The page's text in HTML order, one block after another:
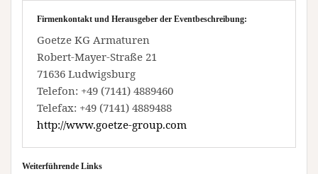
Firmenkontakt und Herausgeber der Eventbeschreibung:
Goetze KG Armaturen
Robert-Mayer-Straße 21
71636 Ludwigsburg
Telefon: +49 (7141) 4889460
Telefax: +49 (7141) 4889488
http://www.goetze-group.com
Weiterführende Links